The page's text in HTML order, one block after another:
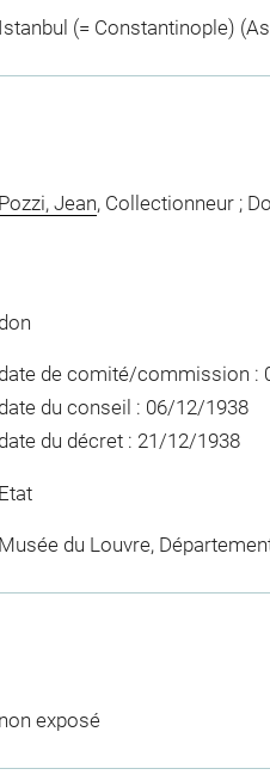
Istanbul (= Constantinople)
Pozzi, Jean, Collectionneur ;
don
date de comité/commission :
date du conseil : 06/12/1938
date du décret : 21/12/1938
Etat
Musée du Louvre,
non exposé